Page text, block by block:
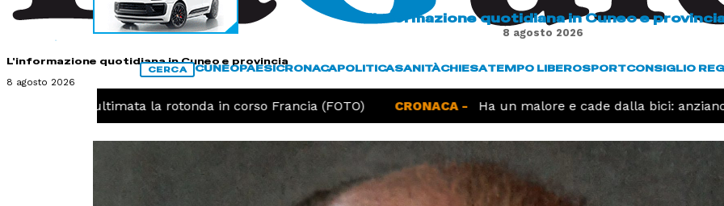
L'informazione quotidiana in Cuneo e provincia
8 agosto 2026
L'informazione quotidiana in Cuneo e
8 agosto 2026
CERCA CUNEOPAESICRONACAPOLITICASANITÀCHIESATEMPO LIBEROSPORTCONSIGLIO
Cuneo, ultimata la rotonda in corso Francia (FOTO) CRONACA - Ha un malore e cade dalla bici: anziano